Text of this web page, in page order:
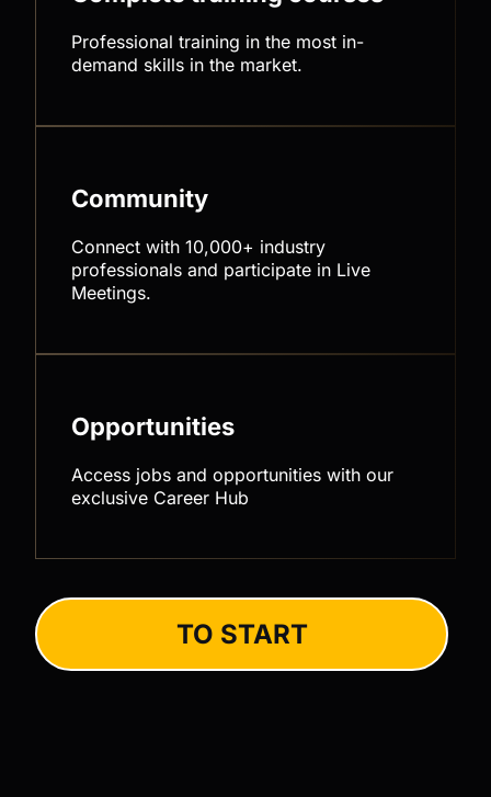
Professional training in the most in-
demand skills in the market.
Community
Connect with 10,000+ industry
professionals and participate in Live
Meetings.
Opportunities
Access jobs and opportunities with our
exclusive Career Hub
TO START